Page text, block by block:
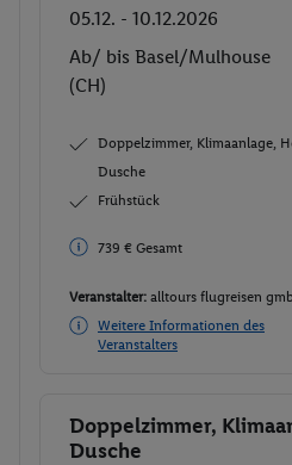
05.12. - 10.12.2026
Ab/ bis Basel/Mulhouse
(CH)
Doppelzimmer, Klimaanlage,
Dusche
Frühstück
739 € Gesamt
Veranstalter: alltours flugreisen
Weitere Informationen des
Veranstalters
Buchen
Doppelzimmer,
Dusche